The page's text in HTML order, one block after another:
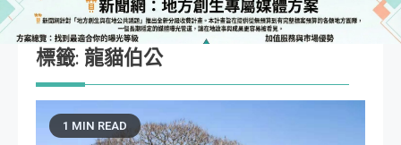
標籤: 龍貓伯公
1 MIN READ